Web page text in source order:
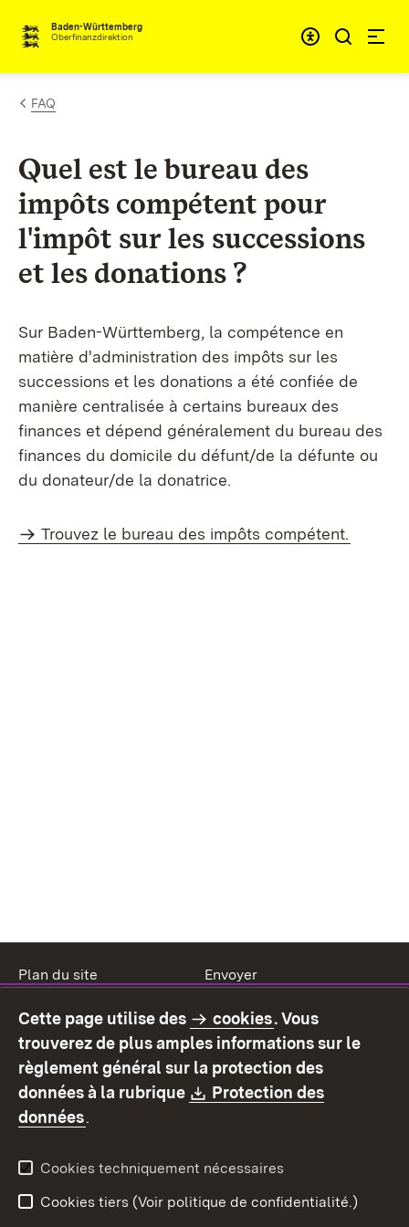
Passer au contenu
Baden-Württemberg
Oberfinanzdirektion
FAQ
Quel est le bureau des
impôts compétent pour
l'impôt sur les successions
et les donations ?
Sur Baden-Württemberg, la compétence en
matière d'administration des impôts sur les
successions et les donations a été confiée de
manière centralisée à certains bureaux des
finances et dépend généralement du bureau des
finances du domicile du défunt/de la défunte ou
du donateur/de la donatrice.
Trouvez le bureau des impôts compétent.
Plan du site
Envoyer
Mode d'emploi
Déclaration sur
l'accessibilité
Contact
Signaler un lien brisé
Cette page utilise des cookies. Vous
trouverez de plus amples informations sur le
règlement général sur la protection des
données à la rubrique
Download:
Protection des
données.
Cookies techniquement nécessaires
Cookies tiers (Voir politique de confidentialité.)